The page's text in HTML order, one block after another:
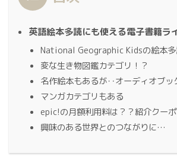
英語絵本多読にも使える電子書籍ラ
National Geographic Kidsの絵本
変な生き物図鑑カテゴリ！？
名作絵本もあるが‥オーディオブッ
マンガカテゴリもある
epic!の月額利用料は？？紹介クー
興味のある世界とのつながりに…